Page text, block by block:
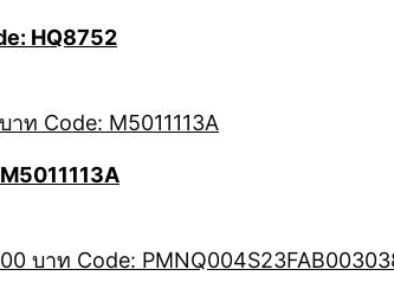
HQ8752